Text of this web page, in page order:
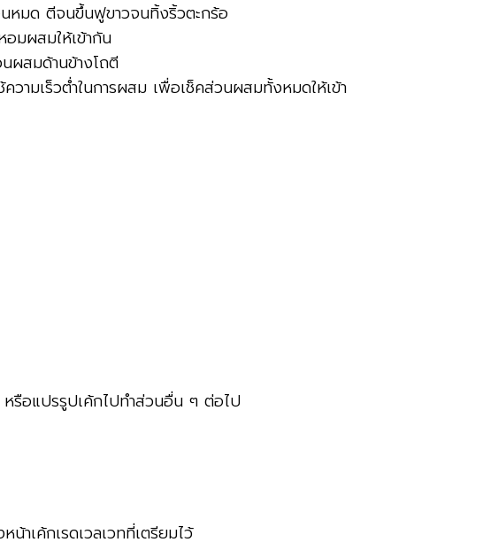
หมด ตีจนขึ้นฟูขาวจนทิ้งริ้วตะกร้อ
มผสมให้เข้ากัน
ผสมด้านข้างโถตี
มเร็วต่ำในการผสม เพื่อเช็คส่วนผสมทั้งหมดให้เข้า
รือแปรรูปเค้กไปทำส่วนอื่น ๆ ต่อไป
าเค้กเรดเวลเวทที่เตรียมไว้